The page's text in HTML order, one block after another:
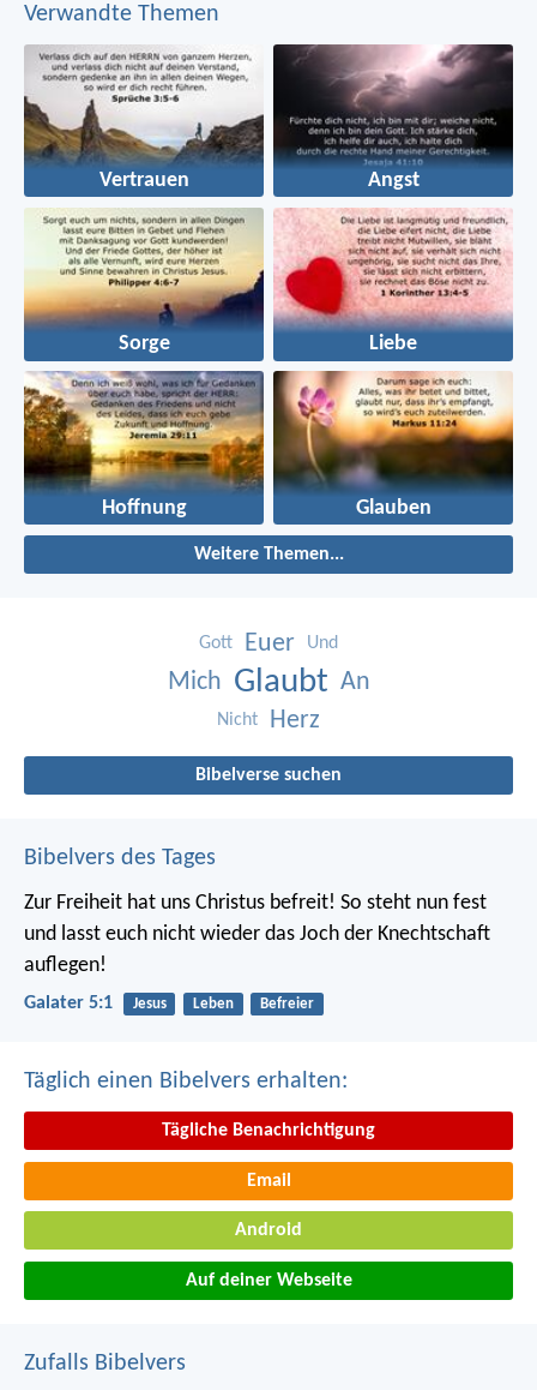
Verwandte Themen
Vertrauen Angst
Sorge Liebe
Hoffnung Glauben
Weitere Themen...
Gott Euer Und
Mich Glaubt An
Nicht Herz
Bibelverse suchen
Bibelvers des Tages
Zur Freiheit hat uns Christus befreit! So steht nun fest
und lasst euch nicht wieder das Joch der Knechtschaft
auflegen!
Galater 5:1 Jesus Leben Befreier
Täglich einen Bibelvers erhalten:
Tägliche Benachrichtigung
Email
Android
Auf deiner Webseite
Zufalls Bibelvers